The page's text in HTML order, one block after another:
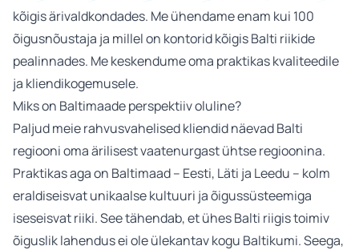
kõigis ärivaldkondades. Me ühendame enam kui 100
õigusnõustaja ja millel on kontorid kõigis Balti riikide
pealinnades. Me keskendume oma praktikas kvaliteedile
ja kliendikogemusele.
Miks on Baltimaade perspektiiv oluline?
Paljud meie rahvusvahelised kliendid näevad Balti
regiooni oma ärilisest vaatenurgast ühtse regioonina.
Praktikas aga on Baltimaad – Eesti, Läti ja Leedu – kolm
eraldiseisvat unikaalse kultuuri ja õigussüsteemiga
iseseisvat riiki. See tähendab, et ühes Balti riigis toimiv
õiguslik lahendus ei ole ülekantav kogu Baltikumi. Seega,